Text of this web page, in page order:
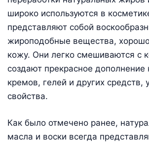
широко используются в
представляют собой
жироподобные вещества,
кожу. Они легко смешиваются с
создают прекрасное дополнение
кремов, гелей и других средств,
свойства.
Как было отмечено ранее,
масла и воски всегда